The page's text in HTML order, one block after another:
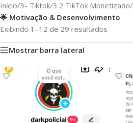
Início/3- Tiktok/3.2 TikTok Monetizado/
🌟 Motivação & Desenvolvimento
Exibindo 1–12 de 29 resultados
Mostrar barra lateral